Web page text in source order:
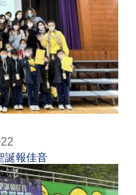
誕報佳音